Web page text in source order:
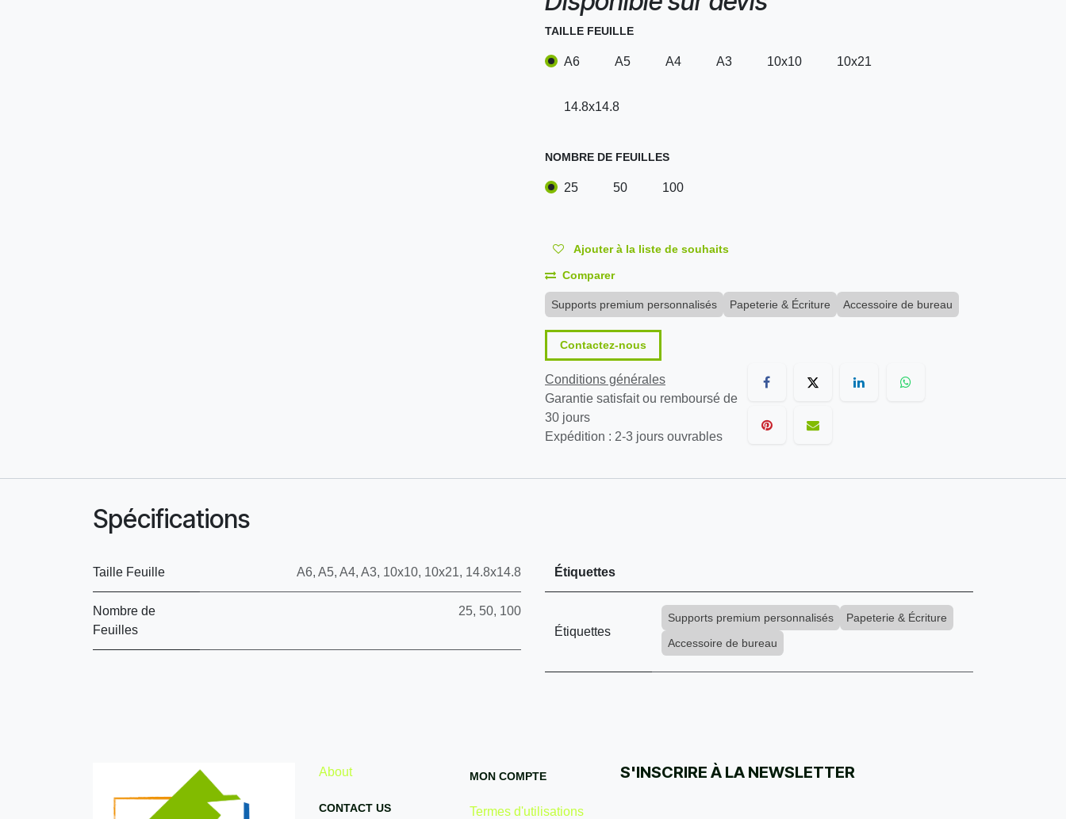
TAILLE FEUILLE
A6 A5 A4 A3 10x10 10x21
14.8x14.8
NOMBRE DE FEUILLES
25 50 100
Ajouter à la liste de souhaits
Comparer
Supports premium personnalisés Papeterie & Écriture Accessoire de bureau
Contactez-nous
Conditions générales
Garantie satisfait ou remboursé de
30 jours
Expédition : 2-3 jours ouvrables
Spécifications
Taille Feuille A6, A5, A4, A3, 10x10, 10x21, 14.8x14.8
Nombre de
Feuilles
25, 50, 100
Étiquettes
Étiquettes
Supports premium personnalisés
Papeterie & Écriture
Accessoire de bureau
About
CONTACT US
MON COMPTE
Termes d'utilisations
S'INSCRIRE À LA NEWSLETTER